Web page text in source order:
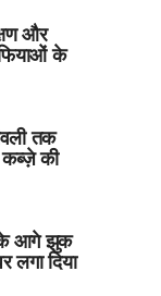
और
के
तक
कब्ज़े की
के आगे झुक
लगा दिया